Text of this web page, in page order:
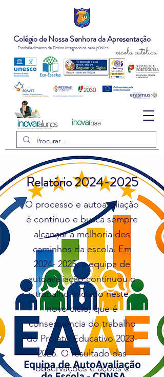
Colégio de Nossa Senhora da Apresentação
escola católica
Estabelecimento de Ensino integrado na rede pública
Relatório2024-2025
O processo e autoavaliação
é contínuo e busca sempre
alcançar a melhoria dos
caminhos da escola. Em
2024- 2025, a equipa de
autoavaliação continuou o
trabalho iniciado neste
novo ciclo, que é
consequência do trabalho
do Projeto Educativo2023-
2026. O resultado das
observações e ações é